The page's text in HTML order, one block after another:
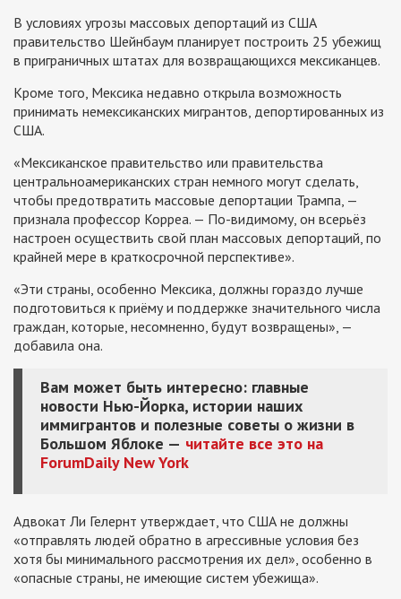
В условиях угрозы массовых депортаций из США
правительство Шейнбаум планирует построить 25 убежищ
в приграничных штатах для возвращающихся мексиканцев.
Кроме того, Мексика недавно открыла возможность
принимать немексиканских мигрантов, депортированных из
США.
«Мексиканское правительство или правительства
центральноамериканских стран немного могут сделать,
чтобы предотвратить массовые депортации Трампа, —
признала профессор Корреа. — По-видимому, он всерьёз
настроен осуществить свой план массовых депортаций, по
крайней мере в краткосрочной перспективе».
«Эти страны, особенно Мексика, должны гораздо лучше
подготовиться к приёму и поддержке значительного числа
граждан, которые, несомненно, будут возвращены», —
добавила она.
Вам может быть интересно: главные
новости Нью-Йорка, истории наших
иммигрантов и полезные советы о жизни в
Большом Яблоке — читайте все это на
ForumDaily New York
Адвокат Ли Гелернт утверждает, что США не должны
«отправлять людей обратно в агрессивные условия без
хотя бы минимального рассмотрения их дел», особенно в
«опасные страны, не имеющие систем убежища».